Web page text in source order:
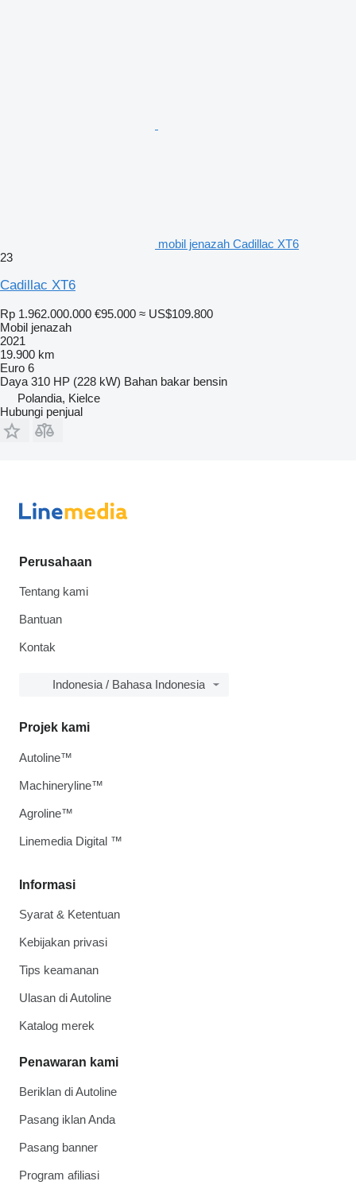
mobil jenazah Cadillac XT6
23
Cadillac XT6
Rp 1.962.000.000 €95.000 ≈ US$109.800
Mobil jenazah
2021
19.900 km
Euro 6
Daya 310 HP (228 kW) Bahan bakar bensin
Polandia, Kielce
Hubungi penjual
Perusahaan
Tentang kami
Bantuan
Kontak
Indonesia / Bahasa Indonesia
Informasi
Syarat & Ketentuan
Kebijakan privasi
Tips keamanan
Ulasan di Autoline
Katalog merek
Penawaran kami
Beriklan di Autoline
Pasang iklan Anda
Pasang banner
Program afiliasi
Projek kami
Autoline™
Machineryline™
Agroline™
Linemedia Digital ™